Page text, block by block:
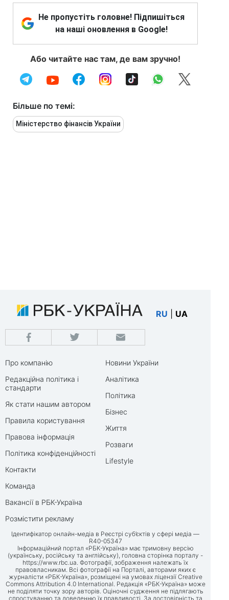
Не пропустіть головне! Підпишіться
на наші оновлення в Google!
Або читайте нас там, де вам зручно!
Більше по темі:
Міністерство фінансів України
RU UA
Про компанію
Редакційна політика і
стандарти
Як стати нашим автором
Правила користування
Правова інформація
Політика конфіденційності
Контакти
Команда
Вакансії в РБК-Україна
Розмістити рекламу
Новини України
Аналітика
Політика
Бізнес
Життя
Розваги
Lifestyle
Ідентифікатор онлайн-медіа в Реєстрі суб’єктів у сфері медіа —
R40-05347
Інформаційний портал «РБК-Україна» має тримовну версію
(українську, російську та англійську), головна сторінка порталу -
https://www.rbc.ua. Фотографії, зображення належать їх
правовласникам. Всі фотографії на Порталі, авторами яких є
журналісти «РБК-Україна», розміщені на умовах ліцензії Creative
Commons Attribution 4.0 International. Редакція «РБК-Україна» може
не поділяти точку зору авторів. Оціночні судження не підлягають
спростуванню та доведенню їх правдивості. За достовірність та